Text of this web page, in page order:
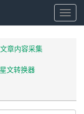
友
文章内容采集
文转换器